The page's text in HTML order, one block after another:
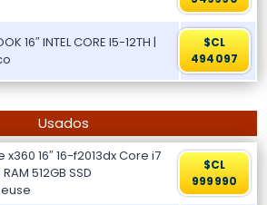
16″ INTEL CORE I5-12TH |
$CL
494097
Usados
16″ 16-f2013dx Core i7
512GB SSD
$CL
999990